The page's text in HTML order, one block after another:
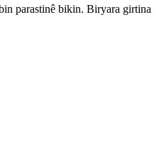
parastinê bikin. Biryara girtina